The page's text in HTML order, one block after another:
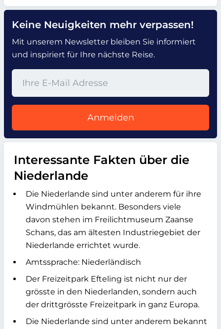
Keine Neuigkeiten mehr verpassen!
Mit unserem Newsletter bleiben Sie informiert
und inspiriert für Ihre nächste Reise.
Anmelden
Interessante Fakten über die
Niederlande
Die Niederlande sind unter anderem für ihre
Windmühlen bekannt. Besonders viele
davon stehen im Freilichtmuseum Zaanse
Schans, das am ältesten Industriegebiet der
Niederlande errichtet wurde.
Amtssprache: Niederländisch
Der Freizeitpark Efteling ist nicht nur der
grösste in den Niederlanden, sondern auch
der drittgrösste Freizeitpark in ganz Europa.
Die Niederlande sind unter anderem bekannt